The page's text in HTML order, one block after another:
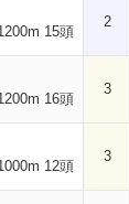
15頭
2
16頭
3
12頭
3